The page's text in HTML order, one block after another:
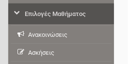
Επιλογές Μαθήματος
Ανακοινώσεις
Ασκήσεις